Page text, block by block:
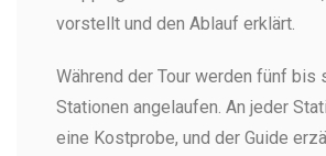
vorstellt und den Ablauf erklärt.
Während der Tour werden fünf bis
Stationen angelaufen. An jeder
eine Kostprobe, und der Guide